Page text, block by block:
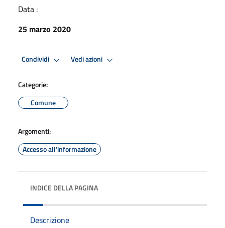
Data :
25 marzo 2020
Condividi Vedi azioni
Categorie:
Comune
Argomenti:
Accesso all'informazione
INDICE DELLA PAGINA
Descrizione